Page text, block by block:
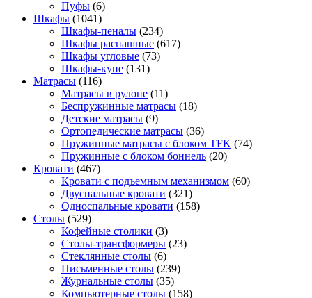
Пуфы (6)
Шкафы (1041)
Шкафы-пеналы (234)
Шкафы распашные (617)
Шкафы угловые (73)
Шкафы-купе (131)
Матрасы (116)
Матрасы в рулоне (11)
Беспружинные матрасы (18)
Детские матрасы (9)
Ортопедические матрасы (36)
Пружинные матрасы с блоком TFK (74)
Пружинные с блоком боннель (20)
Кровати (467)
Кровати с подъемным механизмом (60)
Двуспальные кровати (321)
Односпальные кровати (158)
Столы (529)
Кофейные столики (3)
Столы-трансформеры (23)
Стеклянные столы (6)
Письменные столы (239)
Журнальные столы (35)
Компьютерные столы (158)